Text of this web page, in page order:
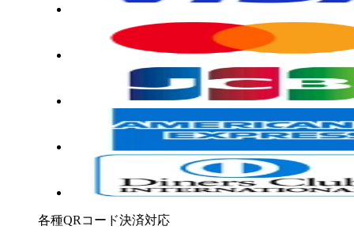
各種QRコード決済対応